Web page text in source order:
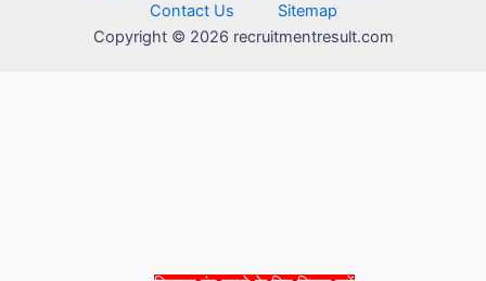
Contact Us
Sitemap
Copyright © 2026 recruitmentresult.com